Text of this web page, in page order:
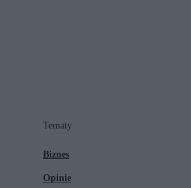
Tematy
Biznes
Opinie